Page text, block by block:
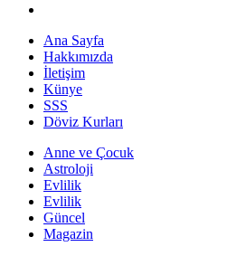
Ana Sayfa
Hakkımızda
İletişim
Künye
SSS
Döviz Kurları
Anne ve Çocuk
Astroloji
Evlilik
Evlilik
Güncel
Magazin